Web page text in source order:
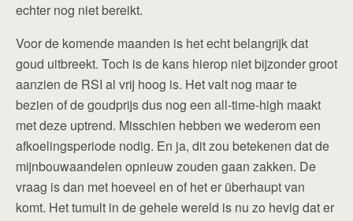
echter nog niet bereikt.
Voor de komende maanden is het echt belangrijk dat
goud uitbreekt. Toch is de kans hierop niet bijzonder groot
aanzien de RSI al vrij hoog is. Het valt nog maar te
bezien of de goudprijs dus nog een all-time-high maakt
met deze uptrend. Misschien hebben we wederom een
afkoelingsperiode nodig. En ja, dit zou betekenen dat de
mijnbouwaandelen opnieuw zouden gaan zakken. De
vraag is dan met hoeveel en of het er überhaupt van
komt. Het tumult in de gehele wereld is nu zo hevig dat er